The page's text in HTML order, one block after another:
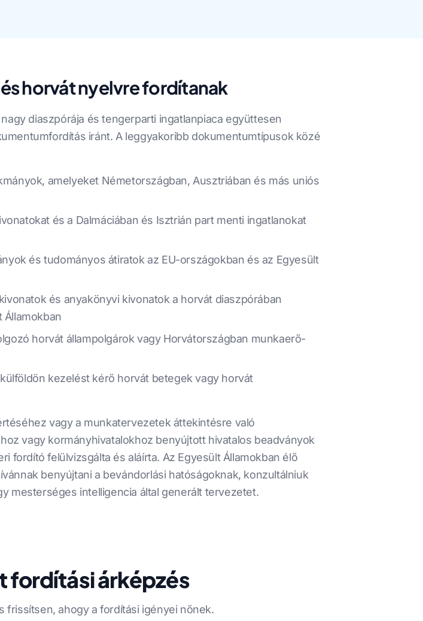
horvát nyelvre fordítanak
diaszpórája és tengerparti ingatlanpiaca együttesen
iránt. A leggyakoribb dokumentumtípusok közé
amelyeket Németországban, Ausztriában és más uniós
és a Dalmáciában és Isztrián part menti ingatlanokat
és tudományos átiratok az EU-országokban és az Egyesült
és anyakönyvi kivonatok a horvát diaszpórában
Államokban
horvát állampolgárok vagy Horvátországban munkaerő-
kezelést kérő horvát betegek vagy horvát
vagy a munkatervezetek áttekintésre való
vagy kormányhivatalokhoz benyújtott hivatalos beadványok
fordító felülvizsgálta és aláírta. Az Egyesült Államokban élő
benyújtani a bevándorlási hatóságoknak, konzultálniuk
mesterséges intelligencia által generált tervezetet.
fordítási árképzés
frissítsen, ahogy a fordítási igényei nőnek.